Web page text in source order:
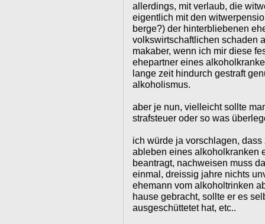
allerdings, mit verlaub, die
eigentlich mit den
berge?) der hinterbliebenen
volkswirtschaftlichen schaden
makaber, wenn ich mir diese
ehepartner eines
lange zeit hindurch gestraft
alkoholismus.
aber je nun, vielleicht sollte
strafsteuer oder so was
ich würde ja vorschlagen,
ableben eines alkoholkranken
beantragt, nachweisen muss
einmal, dreissig jahre nichts
ehemann vom alkoholtrinken
hause gebracht, sollte er es
ausgeschüttetet hat, etc..